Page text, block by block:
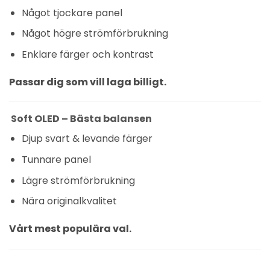
Något tjockare panel
Något högre strömförbrukning
Enklare färger och kontrast
Passar dig som vill laga billigt.
Soft OLED – Bästa balansen
Djup svart & levande färger
Tunnare panel
Lägre strömförbrukning
Nära originalkvalitet
Vårt mest populära val.